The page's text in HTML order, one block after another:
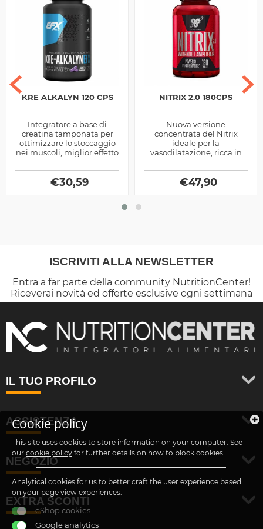
KRE ALKALYN 120 CPS
Integratore a base di
creatina tamponata per
ottimizzare lo stoccaggio
nei muscoli, miglior effetto
dosaggio.
€30,59
NITRIX 2.0 180CPS
Nuova versione
concentrata del Nitrix
ideale per la
vasodilatazione, ricca in
estratti vegetali, prodotto
dalla BSN
€47,90
ISCRIVITI ALLA NEWSLETTER
Entra a far parte della community NutritionCenter!
Riceverai novità ed offerte esclusive ogni settimana
IL TUO PROFILO
ASSISTENZA
NEGOZIO
EXTRA SCONTI
Cookie policy
This site uses cookies to store information on your computer. See
our cookie policy for further details on how to block cookies.
Analytical cookies for us to better craft the user experience based
on your page view experiences.
eShop cookies
Google analytics